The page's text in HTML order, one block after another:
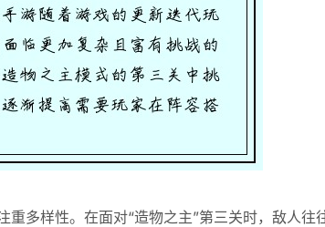
重多样性。在面对“造物之主”第三关时，敌人往